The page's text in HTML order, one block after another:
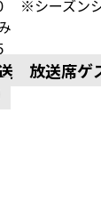
※シーズン
放送席ゲ